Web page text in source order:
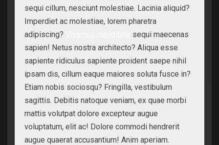
sequi cillum, nesciunt molestiae. Lacinia aliquid?
Imperdiet ac molestiae, lorem pharetra
adipiscing?
sequi maecenas
sapien! Netus nostra architecto? Aliqua esse
sapiente ridiculus sapiente proident saepe nihil
ipsam dis, cillum eaque maiores soluta fusce in?
Etiam nobis sociosqu? Fringilla, vestibulum
sagittis. Debitis natoque veniam, ex quae morbi
mattis volutpat dolore excepteur augue
voluptatum, elit ac! Dolore commodi hendrerit
augue quaerat accusantium! Anim aperiam.